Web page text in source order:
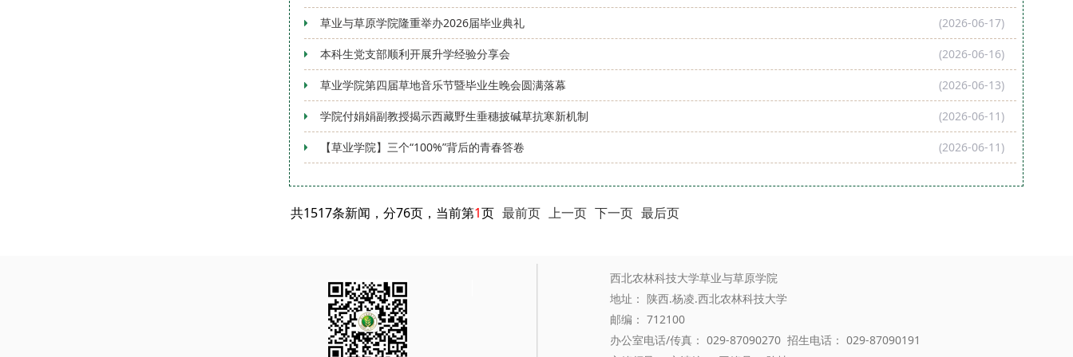
(2026-06-17)
草业与草原学院隆重举办2026届毕业典礼
(2026-06-16)
本科生党支部顺利开展升学经验分享会
(2026-06-13)
草业学院第四届草地音乐节暨毕业生晚会圆满落幕
(2026-06-11)
学院付娟娟副教授揭示西藏野生垂穗披碱草抗寒新机制
(2026-06-11)
【草业学院】三个“100%”背后的青春答卷
共1517条新闻，分76页，当前第1页 最前页 上一页 下一页 最后页
西北农林科技大学草业与草原学院
地址： 陕西.杨凌.西北农林科技大学
邮编： 712100
办公室电话/传真： 029-87090270 招生电话： 029-87090191